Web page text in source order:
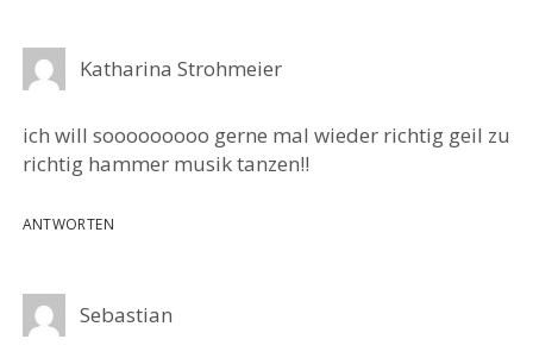
Katharina Strohmeier
ich will sooooooooo gerne mal wieder richtig geil zu
richtig hammer musik tanzen!!
ANTWORTEN
Sebastian